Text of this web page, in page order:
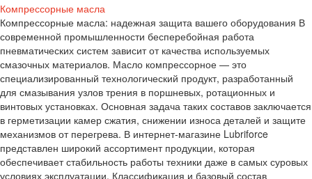
Компрессорные масла
Компрессорные масла: надежная защита вашего оборудования В
современной промышленности бесперебойная работа
пневматических систем зависит от качества используемых
смазочных материалов. Масло компрессорное — это
специализированный технологический продукт, разработанный
для смазывания узлов трения в поршневых, ротационных и
винтовых установках. Основная задача таких составов заключается
в герметизации камер сжатия, снижении износа деталей и защите
механизмов от перегрева. В интернет-магазине Lubriforce
представлен широкий ассортимент продукции, которая
обеспечивает стабильность работы техники даже в самых суровых
условиях эксплуатации. Классификация и базовый состав